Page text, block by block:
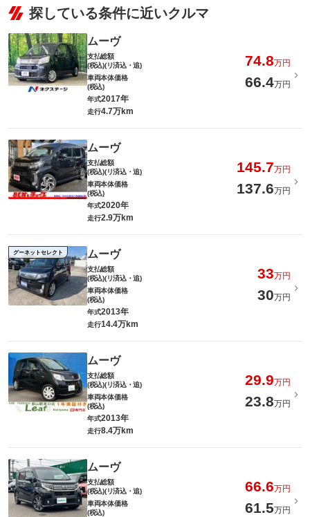
探している条件に近いクルマ
ムーヴ
支払総額
(税込)(リ済込・追)
74.8万円
車両本体価格
(税込)
66.4万円
年式2017年
走行4.7万km
ムーヴ
支払総額
(税込)(リ済込・追)
145.7万円
車両本体価格
(税込)
137.6万円
年式2020年
走行2.9万km
グーネットセレクト ムーヴ
支払総額
(税込)(リ済込・追)
33万円
車両本体価格
(税込)
30万円
年式2013年
走行14.4万km
ムーヴ
支払総額
(税込)(リ済込・追)
29.9万円
車両本体価格
(税込)
23.8万円
年式2013年
走行8.4万km
ムーヴ
支払総額
(税込)(リ済込・追)
66.6万円
車両本体価格
(税込)
61.5万円